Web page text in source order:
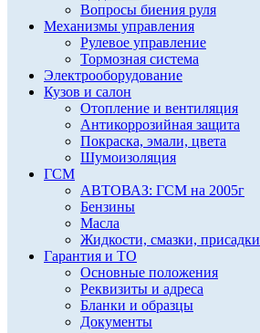
Вопросы биения руля
Механизмы управления
Рулевое управление
Тормозная система
Электрооборудование
Кузов и салон
Отопление и вентиляция
Антикоррозийная защита
Покраска, эмали, цвета
Шумоизоляция
ГСМ
АВТОВАЗ: ГСМ на 2005г
Бензины
Масла
Жидкости, смазки, присадки
Гарантия и ТО
Основные положения
Реквизиты и адреса
Бланки и образцы
Документы